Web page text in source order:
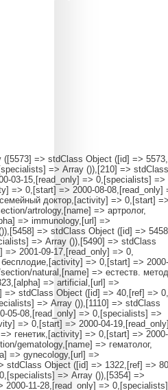
=> 190,[alpha] => vertebr,[url] => /section/vertebr,[name] => позвоночник,[activity] => 0,[start] => 2003-03-24,[read_only] => 0,[specialists] => Array ()),[200] => stdClass Object ([id] => 200,[ref] => 0,[alpha] => oncology,[url] => /section/oncology,[name] => онколог,[activity] => 0,[start] => 2000-03-08,[read_only] => 0,[specialists] => Array ()),[5580] => stdClass Object ([id] => 5580,[ref] => 200,[alpha] => oncoreabilitation,[url] => /section/oncoreabilitation,[name] => онкореабилитация,[activity] => 0,[start] => 2003-11-17,[read_only] => 0,[specialists] => Array ()),[1228] => stdClass Object ([id] => 1228,[ref] => 0,[alpha] => oftalmology,[url] => /section/oftalmology,[name] => офтальмолог,[activity] => 0,[start] => 2000-03-08,[read_only] => 0,[specialists] => Array ()),[5616] => stdClass Object ([id] => 5616,[ref] => 1228,[alpha] => glass,[url] => /section/glass,[name] => линзы и очки,[activity] => 0,[start] => 2009-10-30,[read_only] => 0,[specialists] => Array ()),[230] => stdClass Object ([id] => 230,[ref] => 0,[alpha] => pediatry,[url] => /section/pediatry,[name] => педиатр,[activity] => 0,[start] => 2000-03-07,[read_only] => 0,[specialists] => Array ()),[5335] => stdClass Object ([id] => 5335,[ref] => 230,[alpha] => cardiology_children,[url] => /section/cardiology_children,[name] => детский кардиолог,[activity] => 0,[start] => 2000-11-13,[read_only] => 0,[specialists] => Array ()),[5258] => stdClass Object ([id] => 5258,[ref] => 230,[alpha] => dermatology_children,[url] => /section/dermatology_children,[name] => детский дерматолог,[activity] => 0,[start] => 2000-12-17,[read_only] => 0,[specialists] => Array ()),[5379] => stdClass Object ([id] => 5379,[ref] => 230,[alpha] => neurology_children,[url] => /section/neurology_children,[name] => детский невролог,[activity] => 0,[start] => 2001-01-06,[read_only] => 0,[specialists] => Array ()),[5481] => stdClass Object ([id] => 5481,[ref] => 230,[alpha] => orthopedy,[url] => /section/orthopedy,[name] => детский ортопед,[activity] => 0,[start] => 2000-12-25,[read_only] => 0,[specialists] => Array ()),[5501] => stdClass Object ([id] => 5501,[ref] => 230,[alpha] => endokrinology_children,[url] => /section/endokrinology_children,[name] => детский эндокринолог,[activity] => 0,[start] => 2001-10-17,[read_only] => 0,[specialists] => Array ()),[5542] => stdClass Object ([id]